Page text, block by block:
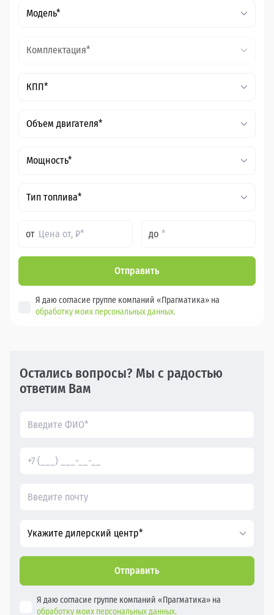
Модель*
Комплектация*
КПП*
Объем двигателя*
Мощность*
Тип топлива*
от до
Отправить
Я даю согласие группе компаний «Прагматика» на
обработку моих персональных данных.
Остались вопросы? Мы с радостью
ответим Вам
Укажите дилерский центр*
Отправить
Я даю согласие группе компаний «Прагматика» на
обработку моих персональных данных.